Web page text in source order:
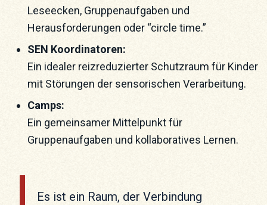
Leseecken, Gruppenaufgaben und
Herausforderungen oder “circle time.”
SEN Koordinatoren:
Ein idealer reizreduzierter Schutzraum für Kinder
mit Störungen der sensorischen Verarbeitung.
Camps:
Ein gemeinsamer Mittelpunkt für
Gruppenaufgaben und kollaboratives Lernen.
Es ist ein Raum, der Verbindung